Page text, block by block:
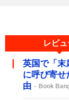
レビ
英国で「末
に呼び寄
由
Book